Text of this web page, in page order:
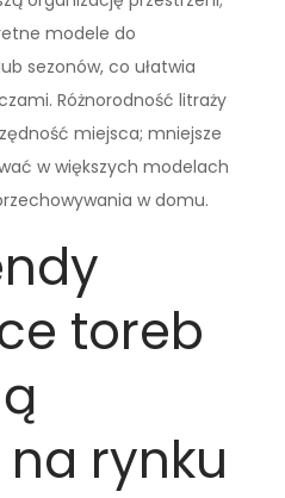
modele do
sezonów, co ułatwia
Różnorodność litraży
miejsca; mniejsze
w większych modelach
w domu.
toreb
rynku